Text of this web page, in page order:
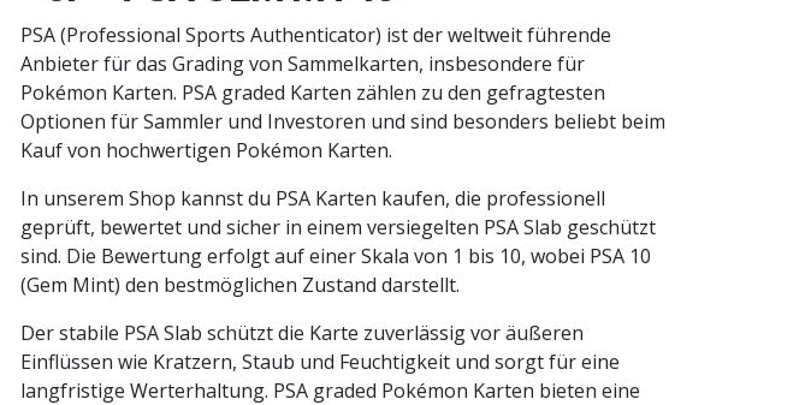
PSA (Professional Sports Authenticator) ist der weltweit führende
Anbieter für das Grading von Sammelkarten, insbesondere für
Pokémon Karten. PSA graded Karten zählen zu den gefragtesten
Optionen für Sammler und Investoren und sind besonders beliebt beim
Kauf von hochwertigen Pokémon Karten.
In unserem Shop kannst du PSA Karten kaufen, die professionell
geprüft, bewertet und sicher in einem versiegelten PSA Slab geschützt
sind. Die Bewertung erfolgt auf einer Skala von 1 bis 10, wobei PSA 10
(Gem Mint) den bestmöglichen Zustand darstellt.
Der stabile PSA Slab schützt die Karte zuverlässig vor äußeren
Einflüssen wie Kratzern, Staub und Feuchtigkeit und sorgt für eine
langfristige Werterhaltung. PSA graded Pokémon Karten bieten eine